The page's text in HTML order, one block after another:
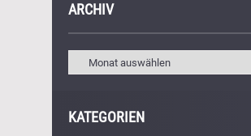
ARCHIV
KATEGORIEN